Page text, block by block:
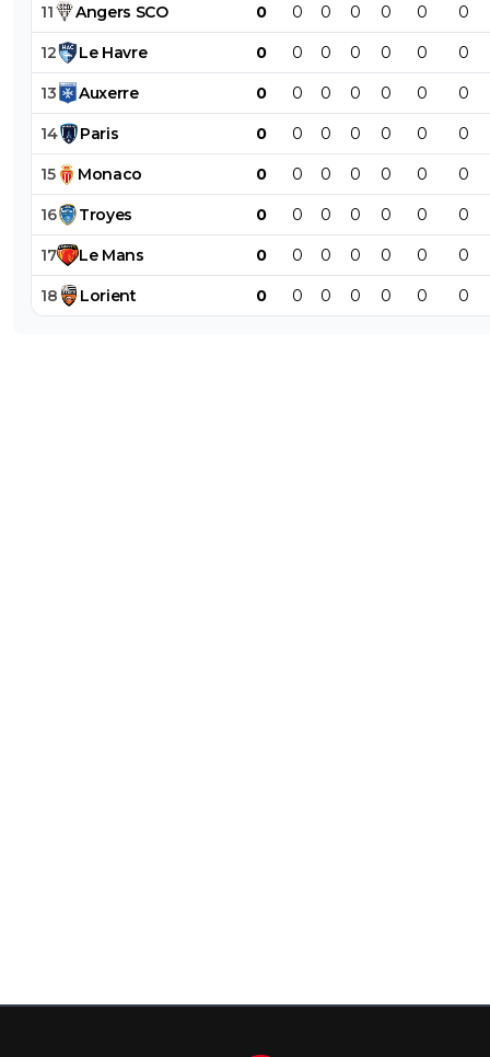
11 Angers SCO 0 0 0 0 0 0 0
12 Le Havre 0 0 0 0 0 0 0
13 Auxerre 0 0 0 0 0 0 0
14 Paris 0 0 0 0 0 0 0
15 Monaco 0 0 0 0 0 0 0
16 Troyes 0 0 0 0 0 0 0
17 Le Mans 0 0 0 0 0 0 0
18 Lorient 0 0 0 0 0 0 0